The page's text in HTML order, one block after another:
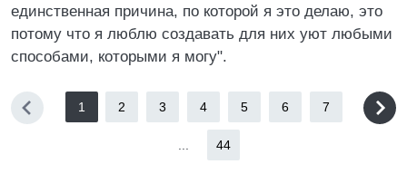
единственная причина, по которой я это делаю, это
потому что я люблю создавать для них уют любыми
способами, которыми я могу".
1 2 3 4 5 6 7
44